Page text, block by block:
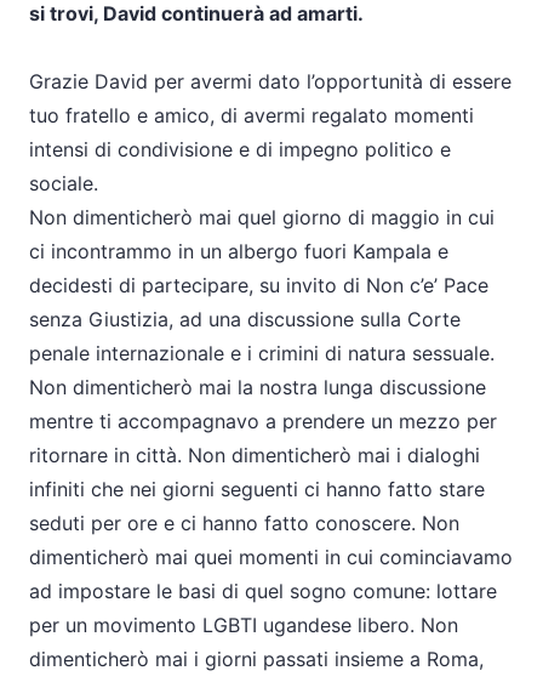
si trovi, David continuerà ad amarti.
Grazie David per avermi dato l’opportunità di essere
tuo fratello e amico, di avermi regalato momenti
intensi di condivisione e di impegno politico e
sociale.
Non dimenticherò mai quel giorno di maggio in cui
ci incontrammo in un albergo fuori Kampala e
decidesti di partecipare, su invito di Non c’e’ Pace
senza Giustizia, ad una discussione sulla Corte
penale internazionale e i crimini di natura sessuale.
Non dimenticherò mai la nostra lunga discussione
mentre ti accompagnavo a prendere un mezzo per
ritornare in città. Non dimenticherò mai i dialoghi
infiniti che nei giorni seguenti ci hanno fatto stare
seduti per ore e ci hanno fatto conoscere. Non
dimenticherò mai quei momenti in cui cominciavamo
ad impostare le basi di quel sogno comune: lottare
per un movimento LGBTI ugandese libero. Non
dimenticherò mai i giorni passati insieme a Roma,